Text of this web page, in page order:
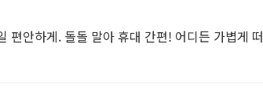
편안하게. 돌돌 말아 휴대 간편! 어디든 가볍게 떠